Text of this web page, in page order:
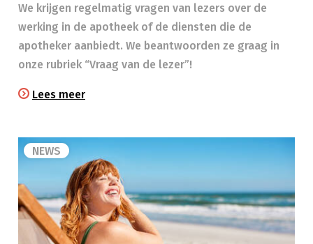
We krijgen regelmatig vragen van lezers over de
werking in de apotheek of de diensten die de
apotheker aanbiedt. We beantwoorden ze graag in
onze rubriek “Vraag van de lezer”!
Lees meer
NEWS